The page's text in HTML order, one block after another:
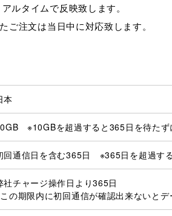
ルタイムで反映致します。
注文は当日中に対応致します。
本
※10GBを超過すると365日を待たず
回通信日を含む365日 ※365日を超過す
社チャージ操作日より365日
の期限内に初回通信が確認出来ないと